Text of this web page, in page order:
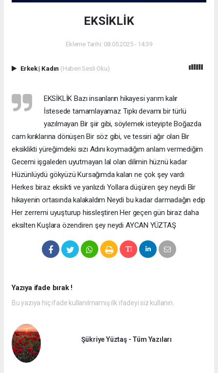
EKSİKLİK
Ekleme Tarihi: 08.05.2025 - 14:39
Erkek| Kadın (Haberi Sesli Oku)
EKSİKLİK Bazı insanların hikayesi yarım kalır
İstesede tamamlayamaz Tıpkı devamı bir türlü
yazılmayan Bir şiir gibi, söylemek isteyipte Boğazda
cam kırıklarına dönüşen Bir söz gibi, ve tessiri ağır olan Bir
eksiklikti yüreğimdeki sızı Adını koymadığım anlam vermediğim
Gecemi işgaleden uyutmayan lal olan dilimin hüznü kadar
Hüzünlüydü gökyüzü Kursağımda kalan ne çok şey vardı
Herkes biraz eksikti ve yanlızdı Yollara düşüren şey neydi Bir
hikayenin ortasında kalakaldım Neydi bu kadar darmadağın edip
Her zerremi uyuşturup hissleştiren Her geçen gün biraz daha
eksilten Kuşlara özendiren şey neydi AYCAN YÜZTAŞ
Yazıya ifade bırak !
Bu yazıya hiç ifade kullanılmamış ilk ifadeyi siz kullanın.
Şükriye Yüztaş - Tüm Yazıları